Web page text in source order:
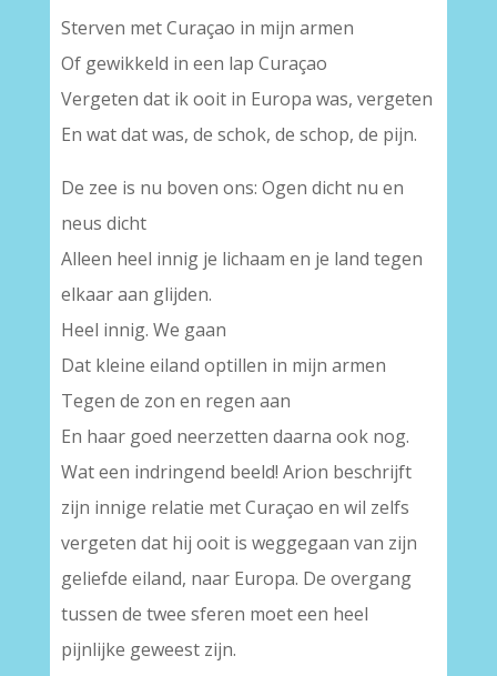
Sterven met Curaçao in mijn armen
Of gewikkeld in een lap Curaçao
Vergeten dat ik ooit in Europa was, vergeten
En wat dat was, de schok, de schop, de pijn.
De zee is nu boven ons: Ogen dicht nu en
neus dicht
Alleen heel innig je lichaam en je land tegen
elkaar aan glijden.
Heel innig. We gaan
Dat kleine eiland optillen in mijn armen
Tegen de zon en regen aan
En haar goed neerzetten daarna ook nog.
Wat een indringend beeld! Arion beschrijft
zijn innige relatie met Curaçao en wil zelfs
vergeten dat hij ooit is weggegaan van zijn
geliefde eiland, naar Europa. De overgang
tussen de twee sferen moet een heel
pijnlijke geweest zijn.